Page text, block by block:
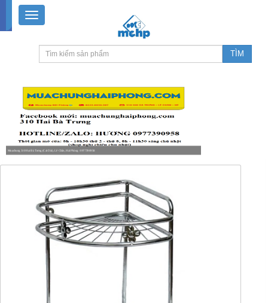
Muachung 310 Hai Bà Trưng (Cát Dài), Lê Chân, Hải Phòng / 0977390958